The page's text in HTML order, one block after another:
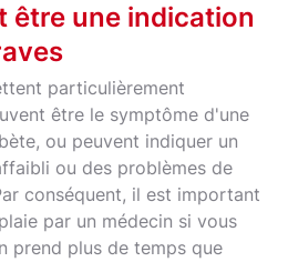
être une indication
particulièrement
être le symptôme d'une
ou peuvent indiquer un
ou des problèmes de
conséquent, il est important
par un médecin si vous
prend plus de temps que